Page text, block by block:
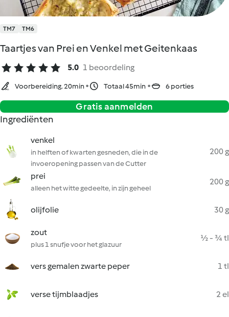
TM7 TM6
Taartjes van Prei en Venkel met Geitenkaas
5.0 1 beoordeling
Voorbereiding. 20min Totaal 45min 6 porties
Gratis aanmelden
Ingrediënten
venkel
in helften of kwarten gesneden, die in de
invoeropening passen van de Cutter
200 g
prei
alleen het witte gedeelte, in zijn geheel
200 g
olijfolie 30 g
zout
plus 1 snufje voor het glazuur
½ - ¾ tl
vers gemalen zwarte peper 1 tl
verse tijmblaadjes 2 el